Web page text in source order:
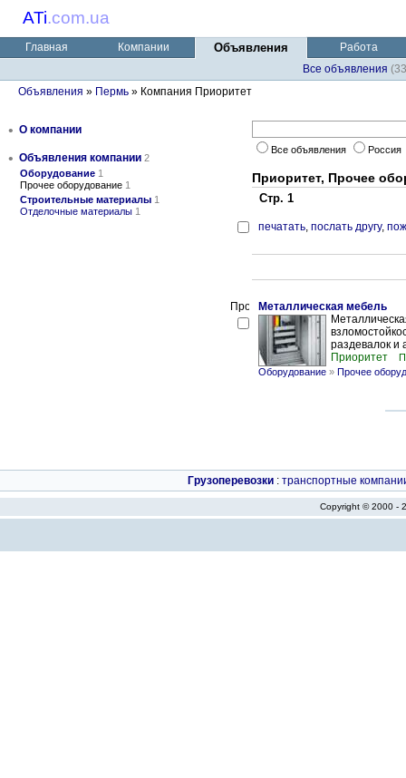
ATi.com.ua
Главная Компании Объявления
Работа
Все объявления
Объявления » Пермь » Компания Приоритет
• О компании
• Объявления компании 2
Оборудование 1
Прочее оборудование 1
Строительные материалы 1
Отделочные материалы 1
Все объявления Россия
Приоритет, Прочее
Стр. 1
печатать, послать другу,
Металлическая мебель
раздевалок и
Приоритет
Оборудование » Прочее
Грузоперевозки : транспортные
Copyright © 2000 -